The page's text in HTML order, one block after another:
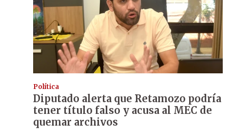
Política
Diputado alerta que Retamozo podría
tener título falso y acusa al MEC de
quemar archivos